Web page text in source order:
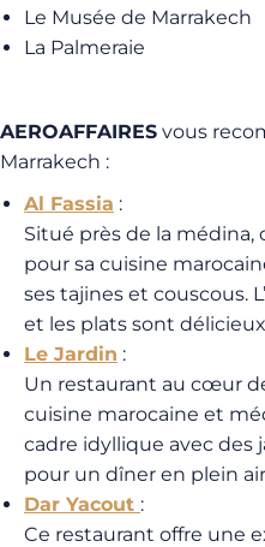
Le Musée de Marrakech
La Palmeraie
AEROAFFAIRES vous
Marrakech :
Al Fassia :
Situé près de la
pour sa cuisine
ses tajines et couscous.
et les plats sont
Le Jardin :
Un restaurant au cœur
cuisine marocaine et
cadre idyllique avec des
pour un dîner en plein
Dar Yacout :
Ce restaurant offre une